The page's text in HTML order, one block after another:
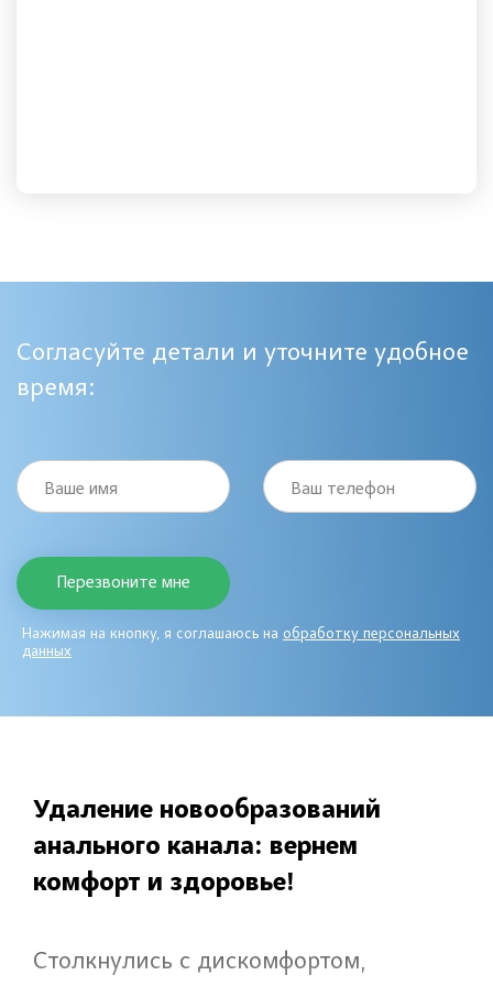
Согласуйте детали и уточните удобное
время:
Ваше имя Ваш телефон
Нажимая на кнопку, я соглашаюсь на обработку персональных
данных
Удаление новообразований
анального канала: вернем
комфорт и здоровье!
Столкнулись с дискомфортом,